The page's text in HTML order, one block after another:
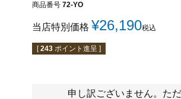
商品番号 72-YO
当店特別価格 ¥26,190税込
[ 243 ポイント進呈 ]
申し訳ございません。た